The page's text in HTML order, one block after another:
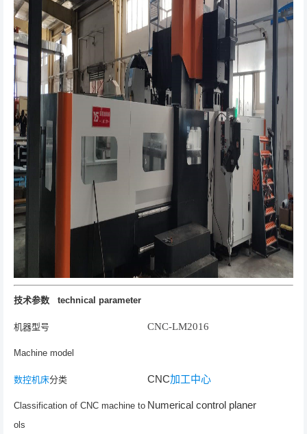
技术参数 technical parameter
机器型号
Machine model
CNC-LM2016
数控机床分类
Classification of CNC machine to
ols
CNC加工中心
Numerical control planer